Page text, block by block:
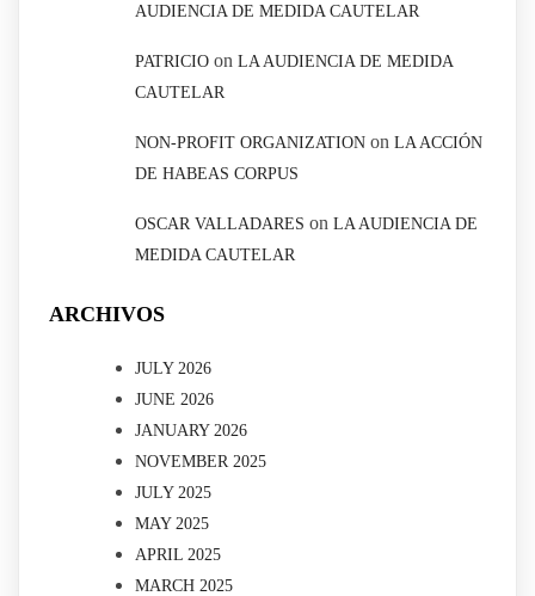
AUDIENCIA DE MEDIDA CAUTELAR
PATRICIO on LA AUDIENCIA DE MEDIDA
CAUTELAR
NON-PROFIT ORGANIZATION on LA ACCIÓN
DE HABEAS CORPUS
OSCAR VALLADARES on LA AUDIENCIA DE
MEDIDA CAUTELAR
ARCHIVOS
JULY 2026
JUNE 2026
JANUARY 2026
NOVEMBER 2025
JULY 2025
MAY 2025
APRIL 2025
MARCH 2025